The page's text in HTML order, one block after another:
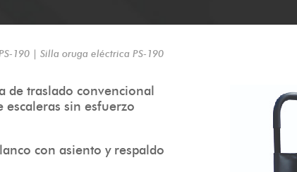
190 | Silla oruga eléctrica PS-190
de traslado convencional
sin esfuerzo
con asiento y respaldo